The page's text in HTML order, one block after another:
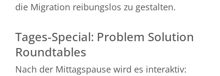
die Migration reibungslos zu gestalten.
Tages-Special: Problem Solution
Roundtables
Nach der Mittagspause wird es interaktiv: